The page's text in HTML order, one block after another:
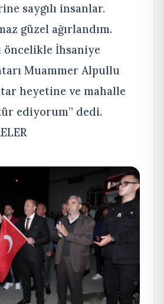
saygılı insanlar.
güzel ağırlandım.
öncelikle İhsaniye
Muammer Alpullu
heyetine ve mahalle
ediyorum” dedi.